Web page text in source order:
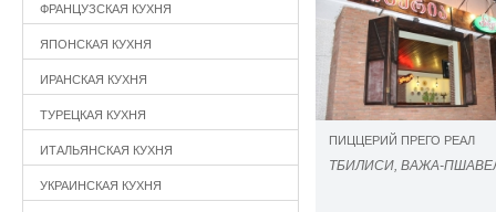
ФРАНЦУЗСКАЯ КУХНЯ
ЯПОНСКАЯ КУХНЯ
ИРАНСКАЯ КУХНЯ
ТУРЕЦКАЯ КУХНЯ
ИТАЛЬЯНСКАЯ КУХНЯ
УКРАИНСКАЯ КУХНЯ
ПИЦЦЕРИЙ ПРЕГО РЕАЛ
ТБИЛИСИ, ВАЖА-